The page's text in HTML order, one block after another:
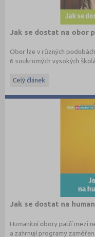
Jak se dostat na obor
Obor lze v různých
6 soukromých vysokých
psychologie, sociální práce,
Chystáte se na
Stáhněte si zdarma e-book
přijímacím řízení a tipy k
Celý článek
Jak se dostat na
Humanitní obory patří mezi
a zahrnují programy